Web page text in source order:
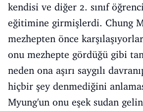
kendisi ve diğer 2. sınıf
eğitimine girmişlerdi. Chung
mezhepten önce
onu mezhepte gördüğü gibi
neden ona aşırı saygılı
hiçbir şey denmediğini
Myung'un onu eşek sudan